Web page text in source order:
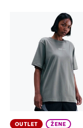
OUTLET ŽENE